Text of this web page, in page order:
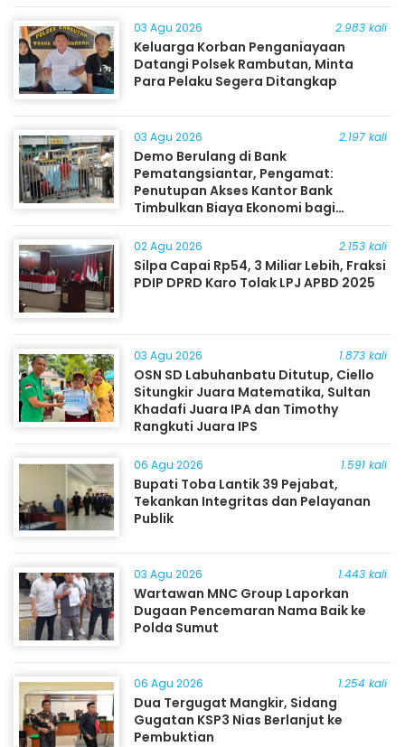
03 Agu 2026 2.983 kali
Keluarga Korban Penganiayaan
Datangi Polsek Rambutan, Minta
Para Pelaku Segera Ditangkap
03 Agu 2026 2.197 kali
Demo Berulang di Bank
Pematangsiantar, Pengamat:
Penutupan Akses Kantor Bank
Timbulkan Biaya Ekonomi bagi
Masyarakat
02 Agu 2026 2.153 kali
Silpa Capai Rp54, 3 Miliar Lebih, Fraksi
PDIP DPRD Karo Tolak LPJ APBD 2025
03 Agu 2026 1.873 kali
OSN SD Labuhanbatu Ditutup, Ciello
Situngkir Juara Matematika, Sultan
Khadafi Juara IPA dan Timothy
Rangkuti Juara IPS
06 Agu 2026 1.591 kali
Bupati Toba Lantik 39 Pejabat,
Tekankan Integritas dan Pelayanan
Publik
03 Agu 2026 1.443 kali
Wartawan MNC Group Laporkan
Dugaan Pencemaran Nama Baik ke
Polda Sumut
06 Agu 2026 1.254 kali
Dua Tergugat Mangkir, Sidang
Gugatan KSP3 Nias Berlanjut ke
Pembuktian